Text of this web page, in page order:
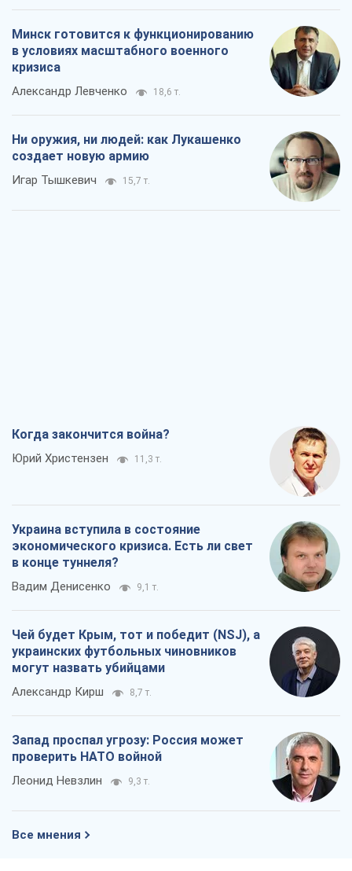
Минск готовится к функционированию
в условиях масштабного военного
кризиса
Александр Левченко 18,6 т.
Ни оружия, ни людей: как Лукашенко
создает новую армию
Игар Тышкевич 15,7 т.
Когда закончится война?
Юрий Христензен 11,3 т.
Украина вступила в состояние
экономического кризиса. Есть ли свет
в конце туннеля?
Вадим Денисенко 9,1 т.
Чей будет Крым, тот и победит (NSJ), а
украинских футбольных чиновников
могут назвать убийцами
Александр Кирш 8,7 т.
Запад проспал угрозу: Россия может
проверить НАТО войной
Леонид Невзлин 9,3 т.
Все мнения